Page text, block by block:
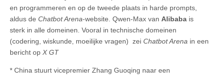
en programmeren en op de tweede plaats in harde prompts,
aldus de Chatbot Arena-website. Qwen-Max van Alibaba is
sterk in alle domeinen. Vooral in technische domeinen
(codering, wiskunde, moeilijke vragen) zei Chatbot Arena in een
bericht op X GT
* China stuurt vicepremier Zhang Guoqing naar een